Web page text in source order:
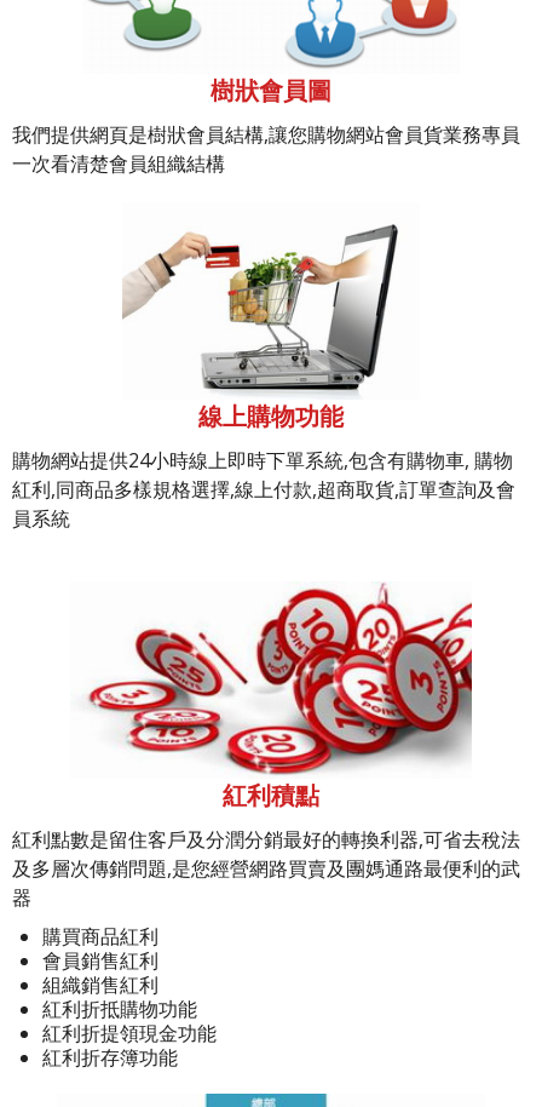
樹狀會員圖
我們提供網頁是樹狀會員結構,讓您購物網站會員貨業務專員
一次看清楚會員組織結構
線上購物功能
購物網站提供24小時線上即時下單系統,包含有購物車, 購物
紅利,同商品多樣規格選擇,線上付款,超商取貨,訂單查詢及會
員系統
紅利積點
紅利點數是留住客戶及分潤分銷最好的轉換利器,可省去稅法
及多層次傳銷問題,是您經營網路買賣及團媽通路最便利的武
器
購買商品紅利
會員銷售紅利
組織銷售紅利
紅利折抵購物功能
紅利折提領現金功能
紅利折存簿功能